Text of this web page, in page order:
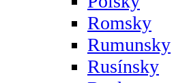
Romsky
Rumunsky
Rusínsky